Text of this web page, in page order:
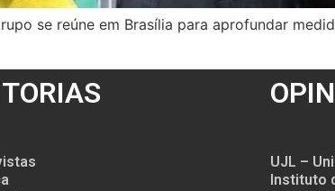
se reúne em Brasília para aprofundar
UJL –
Instituto